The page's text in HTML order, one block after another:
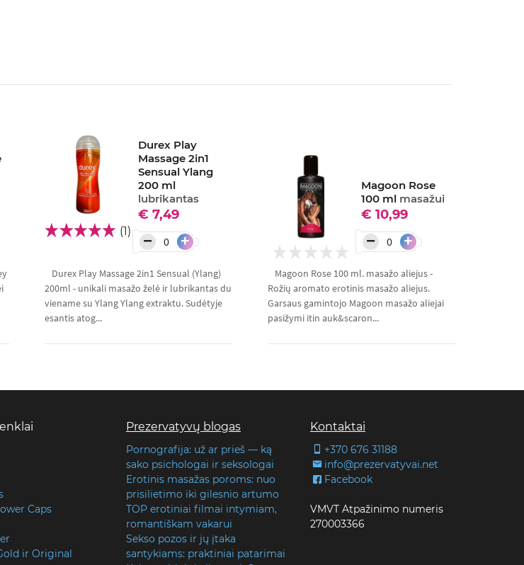
(1)
Durex Play
Massage 2in1
Sensual Ylang
200 ml
lubrikantas
€ 7,49
− +
Durex Play Massage 2in1 Sensual (Ylang)
200ml - unikali masažo želė ir lubrikantas du
viename su Ylang Ylang extraktu. Sudėtyje
esantis atog...
Magoon Rose
100 ml masažui
€ 10,99
− +
Magoon Rose 100 ml. masažo aliejus -
Rožių aromato erotinis masažo aliejus.
Garsaus gamintojo Magoon masažo aliejai
pasižymi itin auk&scaron...
Caps
ir Original
Prezervatyvų blogas
Pornografija: už ar prieš — ką
sako psichologai ir seksologai
Erotinis masažas poroms: nuo
prisilietimo iki gilesnio artumo
TOP erotiniai filmai intymiam,
romantiškam vakarui
Sekso pozos ir jų įtaka
santykiams: praktiniai patarimai
Kontaktai
+370 676 31188
info@prezervatyvai.net
Facebook
VMVT Atpažinimo numeris
270003366